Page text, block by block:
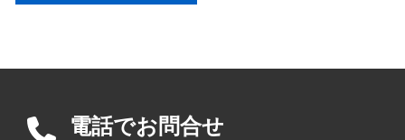
電話でお問合せ